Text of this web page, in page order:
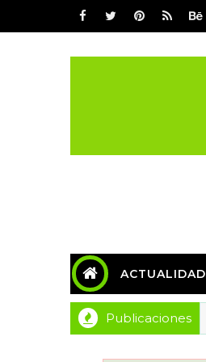
ACTUALIDAD
Publicaciones